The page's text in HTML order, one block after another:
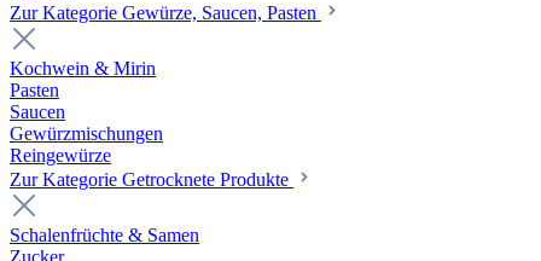
Zur Kategorie Gewürze, Saucen, Pasten
Kochwein & Mirin
Pasten
Saucen
Gewürzmischungen
Reingewürze
Zur Kategorie Getrocknete Produkte
Schalenfrüchte & Samen
Zucker